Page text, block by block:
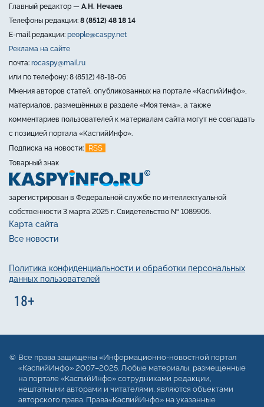
Главный редактор — А.Н. Нечаев
Телефоны редакции: 8 (8512) 48 18 14
E-mail редакции: people@caspy.net
Реклама на сайте
почта: rocaspy@mail.ru
или по телефону: 8 (8512) 48-18-06
Мнения авторов статей, опубликованных на портале «КаспийИнфо»,
материалов, размещённых в разделе «Моя тема», а также
комментариев пользователей к материалам сайта могут не совпадать
с позицией портала «КаспийИнфо».
Подписка на новости:
RSS
Товарный знак
зарегистрирован в Федеральной службе по интеллектуальной
собственности 3 марта 2025 г. Свидетельство № 1089905.
Карта сайта
Все новости
Политика конфиденциальности и обработки персональных
данных пользователей
Все права защищены «Информационно-новостной портал
«КаспийИнфо» 2007–2025. Любые материалы, размещенные
на портале «КаспийИнфо» сотрудниками редакции,
нештатными авторами и читателями, являются объектами
авторского права. Права«КаспийИнфо» на указанные